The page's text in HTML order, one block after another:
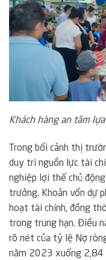
Khách hàng an tâm
Trong bối cảnh thị
duy trì nguồn lực tài
nghiệp lợi thế chủ
trưởng. Khoản vốn dự
hoạt tài chính, đồng
trong trung hạn. Điều
rõ nét của tỷ lệ Nợ
năm 2023 xuống 2,84